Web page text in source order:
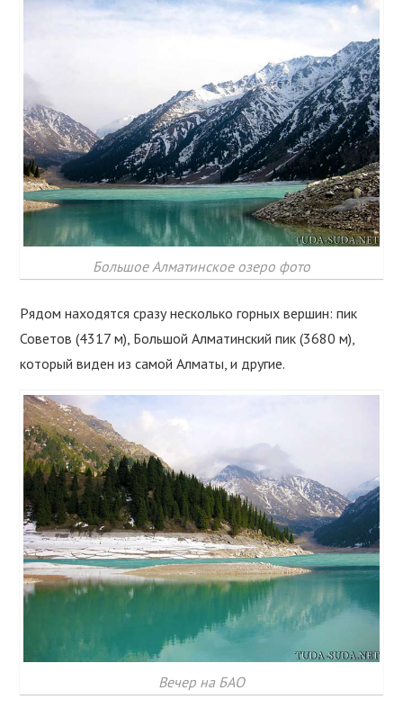
Большое Алматинское озеро фото
Рядом находятся сразу несколько горных вершин: пик
Советов (4317 м), Большой Алматинский пик (3680 м),
который виден из самой Алматы, и другие.
Вечер на БАО